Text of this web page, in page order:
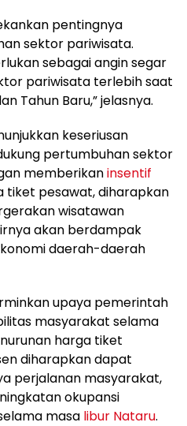
pentingnya
sektor pariwisata.
sebagai angin segar
pariwisata terlebih saat
Tahun Baru,” jelasnya.
keseriusan
pertumbuhan sektor
memberikaninsentif
tiket pesawat, diharapkan
wisatawan
akan berdampak
daerah-daerah
upaya pemerintah
masyarakat selama
harga tiket
diharapkan dapat
perjalanan masyarakat,
okupansi
masa libur Nataru.